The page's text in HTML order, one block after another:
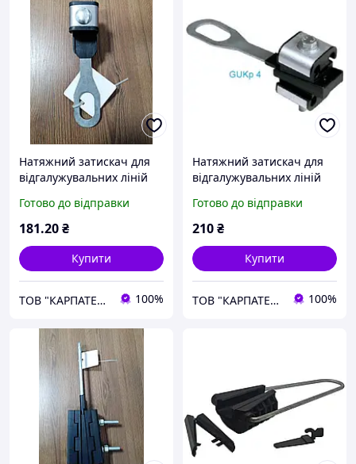
Натяжний затискач для
відгалужувальних ліній
Готово до відправки
181.20₴
Купити
ТОВ "КАРПАТЕНЕРГОБУД" 100%
Натяжний затискач для
відгалужувальних ліній
Готово до відправки
210₴
Купити
ТОВ "КАРПАТЕНЕРГОБУД" 100%